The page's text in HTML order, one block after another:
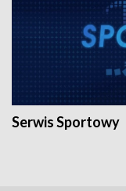
Serwis Sportowy